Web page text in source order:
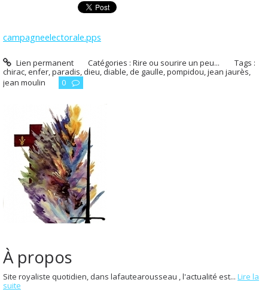
campagneelectorale.pps
Lien permanent Catégories :Rire ou sourire un peu...
Tags :
chirac,enfer,paradis, dieu, diable, de gaulle,pompidou,jean jaurès,
jean moulin
0
À propos
Site royaliste quotidien, dans lafautearousseau , l'actualité est... Lire la
suite